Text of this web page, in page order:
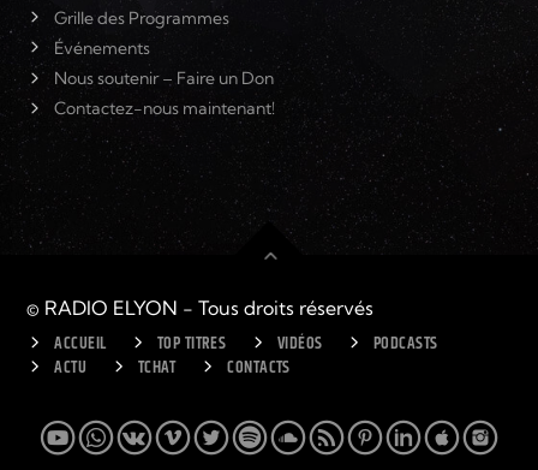
Grille des Programmes
Événements
Nous soutenir – Faire un Don
Contactez-nous maintenant!
© RADIO ELYON - Tous droits réservés
ACCUEIL TOP TITRES VIDÉOS
PODCASTS
ACTU
TCHAT CONTACTS